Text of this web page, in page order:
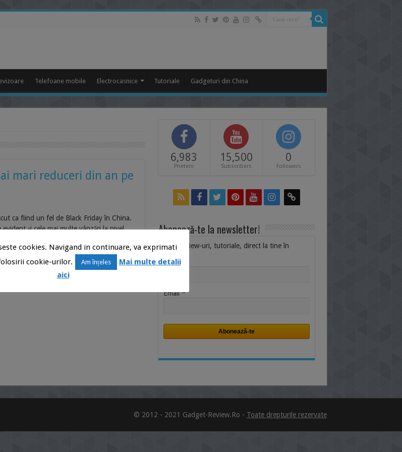
Telefoane mobile Electrocasnice Tutoriale Gadgeturi din China
mari reduceri din an pe
ca fiind un fel de Black Friday în China.
și cele mai multe vânzări la nivel
V-am mai vorbit și cu alte ocazii
6,983
Prieteni
15,500
Subscribers
0
Followers
Abonează-te la newsletter!
Știri, review-uri, tutoriale, direct la tine în
Nume
Email*
© 2012 - 2021 Gadget-Review.Ro - Toate drepturile rezervate
cookies. Navigand in continuare, va exprimati
cookie-urilor.
Am înțeles
Mai multe detalii
aici